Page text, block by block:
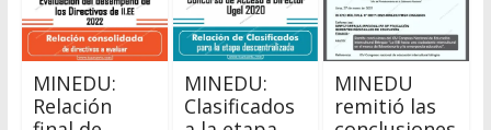
MINEDU:
Relación
MINEDU:
Clasificados
MINEDU
remitió las